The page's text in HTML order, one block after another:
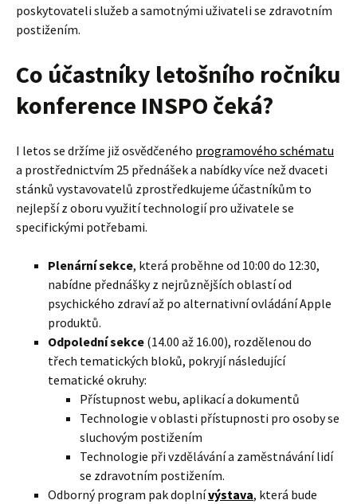
poskytovateli služeb a samotnými uživateli se zdravotním
postižením.
Co účastníky letošního ročníku
konference INSPO čeká?
I letos se držíme již osvědčeného programového schématu
a prostřednictvím 25 přednášek a nabídky více než dvaceti
stánků vystavovatelů zprostředkujeme účastníkům to
nejlepší z oboru využití technologií pro uživatele se
specifickými potřebami.
Plenární sekce, která proběhne od 10:00 do 12:30,
nabídne přednášky z nejrůznějších oblastí od
psychického zdraví až po alternativní ovládání Apple
produktů.
Odpolední sekce (14.00 až 16.00), rozdělenou do
třech tematických bloků, pokryjí následující
tematické okruhy:
Přístupnost webu, aplikací a dokumentů
Technologie v oblasti přístupnosti pro osoby se
sluchovým postižením
Technologie při vzdělávání a zaměstnávání lidí
se zdravotním postižením.
Odborný program pak doplnívýstava, která bude